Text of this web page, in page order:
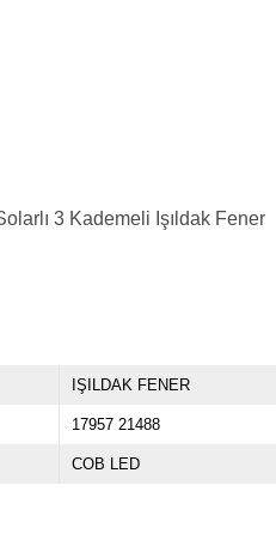
3 Kademeli Işıldak Fener
IŞILDAK FENER
17957 21488
COB LED